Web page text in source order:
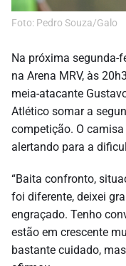
Foto: Pedro Souza/Galo
Na próxima segunda-
na Arena MRV, às
meia-atacante
Atlético somar a
competição. O
alertando para a
“Baita confronto,
foi diferente, deixei
engraçado. Tenho
estão em crescente
bastante cuidado,